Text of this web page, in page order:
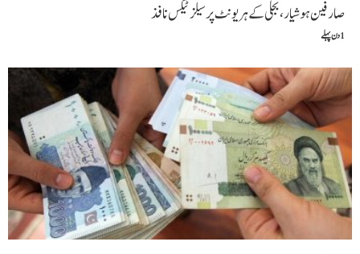
صارفین ہوشیار، بجلی کے ہر یونٹ پر سیلز ٹیکس نافذ
1 دن پہلے